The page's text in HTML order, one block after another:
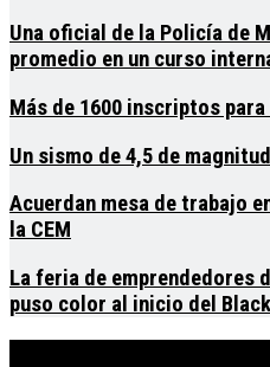
Una oficial de la Policía de
promedio en un curso
Más de 1600 inscriptos
Un sismo de 4,5 de
Acuerdan mesa de trabajo
la CEM
La feria de emprendedores
puso color al inicio del